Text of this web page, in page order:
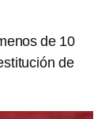
de 10
de